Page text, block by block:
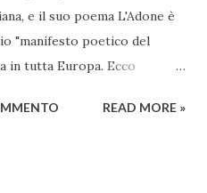
e il suo poema L'Adone è
"manifesto poetico del
in tutta Europa. Ecco
per il periodo. Marino fu
READ MORE »